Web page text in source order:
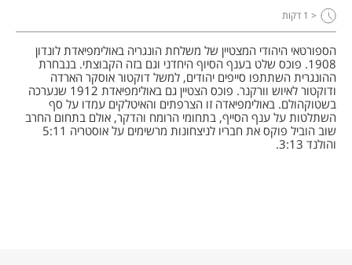
< 1 דקות
הספורטאי היהודי המצטיין של משלחת הונגריה באולימפיאדת לונדון
1908. פוכס שלט בענף הסיוף היחדני וגם בזה הקבוצתי. בנבחרת
ההונגרית השתתפו סייפים יהודים, למשל דוקטור אוסקר הארדה
ודוקטור לאיוש וורקנר. פוכס הצטיין גם באולימפיאדת 1912 שנערכה
בשטוקהולם. באולימפיאדה זו הצרפתים והאיטלקים עמדו על סף
השתלטות על ענף הסייף, בתחומי הרומח והדקר, אולם בתחום החרב
שוב הוביל פוקס את חבריו לניצחונות מרשימים על אוסטריה 5:11
והולנד 3:13.